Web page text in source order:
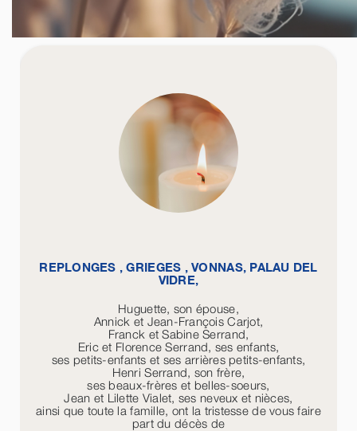
REPLONGES , GRIEGES , VONNAS, PALAU DEL
VIDRE,
Huguette, son épouse,
Annick et Jean-François Carjot,
Franck et Sabine Serrand,
Eric et Florence Serrand, ses enfants,
ses petits-enfants et ses arrières petits-enfants,
Henri Serrand, son frère,
ses beaux-frères et belles-soeurs,
Jean et Lilette Vialet, ses neveux et nièces,
ainsi que toute la famille, ont la tristesse de vous faire
part du décès de